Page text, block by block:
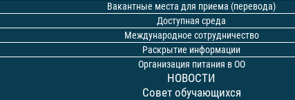
Вакантные места для приема (перевода)
Доступная среда
Международное сотрудничество
Раскрытие информации
Организация питания в ОО
НОВОСТИ
Совет обучающихся